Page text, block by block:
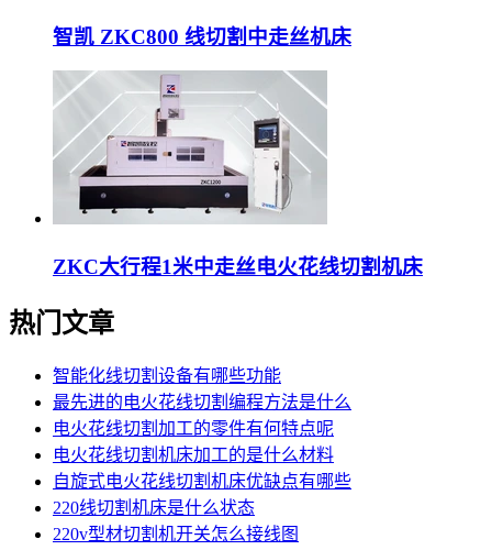
智凯 ZKC800 线切割中走丝机床
ZKC大行程1米中走丝电火花线切割机床
热门文章
智能化线切割设备有哪些功能
最先进的电火花线切割编程方法是什么
电火花线切割加工的零件有何特点呢
电火花线切割机床加工的是什么材料
自旋式电火花线切割机床优缺点有哪些
220线切割机床是什么状态
220v型材切割机开关怎么接线图